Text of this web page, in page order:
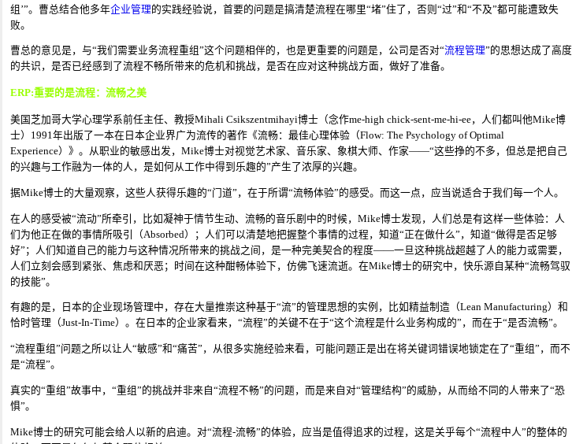
组’”。曹总结合他多年企业管理的实践经验说，首要的问题是搞清楚流程在哪里“堵”住了，否则“过”和“不及”都可能遭致失
败。
曹总的意见是，与“我们需要业务流程重组”这个问题相伴的，也是更重要的问题是，公司是否对“流程管理”的思想达成了高度
的共识，是否已经感到了流程不畅所带来的危机和挑战，是否在应对这种挑战方面，做好了准备。
ERP:重要的是流程：流畅之美
美国芝加哥大学心理学系前任主任、教授Mihali Csikszentmihayi博士（念作me-high chick-sent-me-hi-ee，人们都叫他Mike博
士）1991年出版了一本在日本企业界广为流传的著作《流畅：最佳心理体验（Flow: The Psychology of Optimal
Experience）》。从职业的敏感出发，Mike博士对视觉艺术家、音乐家、象棋大师、作家——“这些挣的不多，但总是把自己
的兴趣与工作融为一体的人，是如何从工作中得到乐趣的”产生了浓厚的兴趣。
据Mike博士的大量观察，这些人获得乐趣的“门道”，在于所谓“流畅体验”的感受。而这一点，应当说适合于我们每一个人。
在人的感受被“流动”所牵引，比如凝神于情节生动、流畅的音乐剧中的时候，Mike博士发现，人们总是有这样一些体验：人
们为他正在做的事情所吸引（Absorbed）；人们可以清楚地把握整个事情的过程，知道“正在做什么”，知道“做得是否足够
好”；人们知道自己的能力与这种情况所带来的挑战之间，是一种完美契合的程度——一旦这种挑战超越了人的能力或需要，
人们立刻会感到紧张、焦虑和厌恶；时间在这种酣畅体验下，仿佛飞速流逝。在Mike博士的研究中，快乐源自某种“流畅驾驭
的技能”。
有趣的是，日本的企业现场管理中，存在大量推崇这种基于“流”的管理思想的实例，比如精益制造（Lean Manufacturing）和
恰时管理（Just-In-Time）。在日本的企业家看来，“流程”的关键不在于“这个流程是什么业务构成的”，而在于“是否流畅”。
“流程重组”问题之所以让人“敏感”和“痛苦”，从很多实施经验来看，可能问题正是出在将关键词错误地锁定在了“重组”，而不
是“流程”。
真实的“重组”故事中，“重组”的挑战并非来自“流程不畅”的问题，而是来自对“管理结构”的威胁，从而给不同的人带来了“恐
惧”。
Mike博士的研究可能会给人以新的启迪。对“流程-流畅”的体验，应当是值得追求的过程，这是关乎每个“流程中人”的整体的